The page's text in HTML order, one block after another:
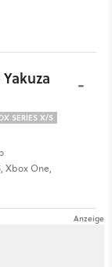
SERIES X/S
Xbox One,
-